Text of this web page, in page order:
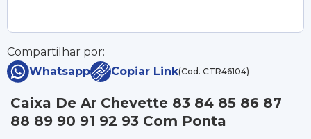
Compartilhar por:
Whatsapp
Copiar Link(Cod. CTR46104)
Caixa De Ar Chevette 83 84 85 86 87
88 89 90 91 92 93 Com Ponta